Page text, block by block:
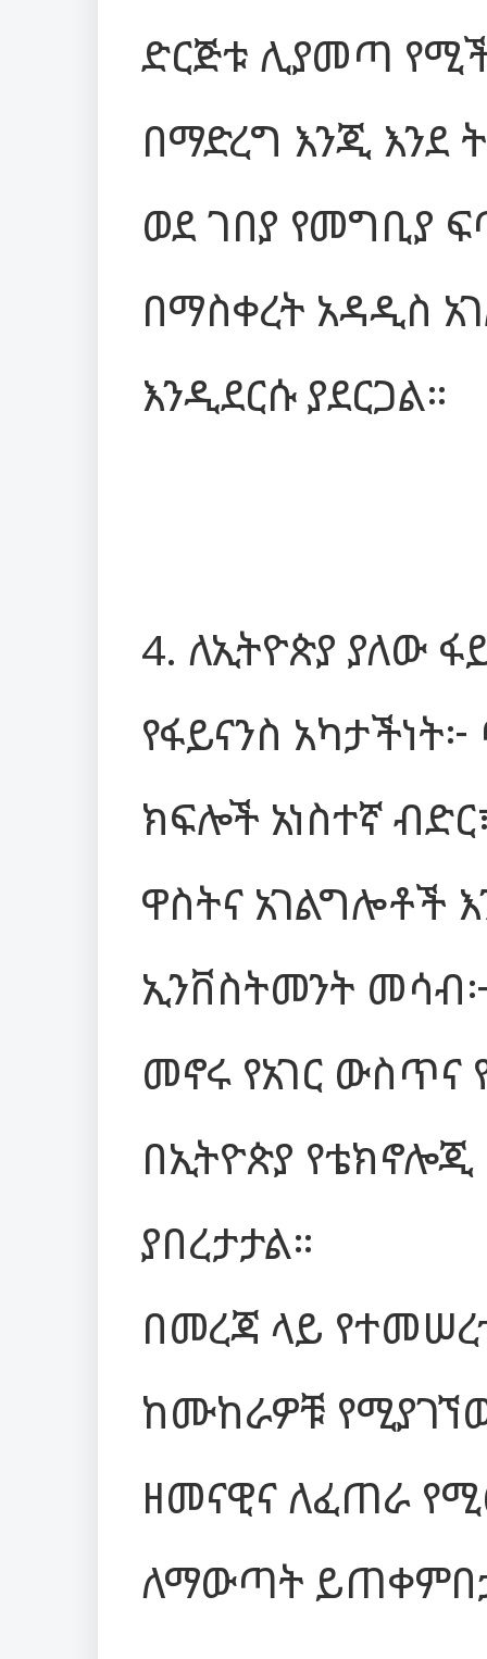
ድርጅቱ ሊያመጣ
በማድረግ እንጂ እንደ
ወደ ገበያ የመግቢያ
በማስቀረት አዳዲስ
እንዲደርሱ ያደርጋል።
4. ለኢትዮጵያ ያለው
የፋይናንስ
ክፍሎች አነስተኛ
ዋስትና አገልግሎቶች
ኢንቨስትመንት
መኖሩ የአገር ውስጥና
በኢትዮጵያ የቴክኖሎጂ
ያበረታታል።
በመረጃ ላይ
ከሙከራዎቹ
ዘመናዊና ለፈጠራ
ለማውጣት